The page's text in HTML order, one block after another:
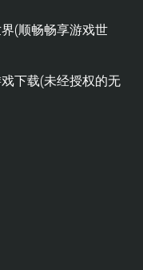
(顺畅畅享游戏世
下载(未经授权的无